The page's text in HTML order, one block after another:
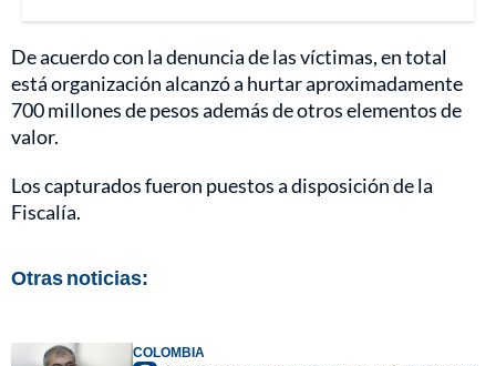
De acuerdo con la denuncia de las víctimas, en total
está organización alcanzó a hurtar aproximadamente
700 millones de pesos además de otros elementos de
valor.
Los capturados fueron puestos a disposición de la
Fiscalía.
Otras noticias:
COLOMBIA